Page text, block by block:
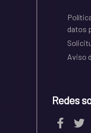
datos
Aviso
Redes